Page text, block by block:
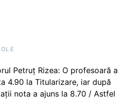
Petruț Rizea: O profesoară a
4.90 la Titularizare, iar după
nota a ajuns la 8.70 / Astfel